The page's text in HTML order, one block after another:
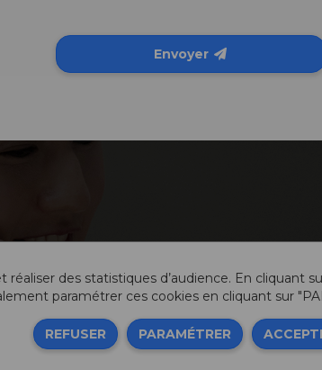
Envoyer
des statistiques d’audience. En cliquant
paramétrer ces cookies en cliquant sur
REFUSER PARAMÉTRER